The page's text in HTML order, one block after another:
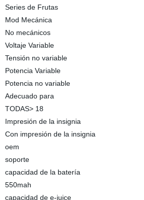
Series de Frutas
Mod Mecánica
No mecánicos
Voltaje Variable
Tensión no variable
Potencia Variable
Potencia no variable
Adecuado para
TODAS> 18
Impresión de la insignia
Con impresión de la insignia
oem
soporte
capacidad de la batería
550mah
capacidad de e-juice